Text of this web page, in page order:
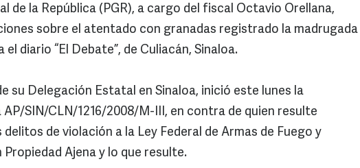
de la República (PGR), a cargo del fiscal Octavio Orellana,
sobre el atentado con granadas registrado la madrugada
diario “El Debate”, de Culiacán, Sinaloa.
su Delegación Estatal en Sinaloa, inició este lunes la
SIN/CLN/1216/2008/M-III, en contra de quien resulte
de violación a la Ley Federal de Armas de Fuego y
Propiedad Ajena y lo que resulte.